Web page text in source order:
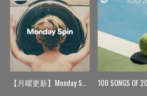
【月曜更新】Monday Spin 100 SONGS OF